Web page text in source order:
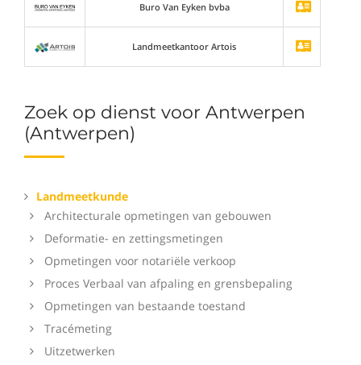
Zoek op dienst voor Antwerpen
(Antwerpen)
Landmeetkunde
Architecturale opmetingen van gebouwen
Deformatie- en zettingsmetingen
Opmetingen voor notariële verkoop
Proces Verbaal van afpaling en grensbepaling
Opmetingen van bestaande toestand
Tracémeting
Uitzetwerken
Buro Van Eyken bvba
Landmeetkantoor Artois